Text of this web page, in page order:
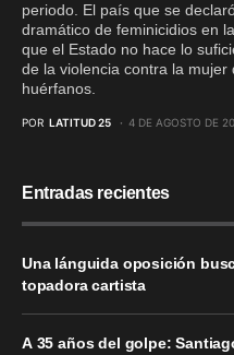
periodo. El país que se
dramático de feminicidios en
que el Estado no hace lo
de la violencia contra la
huérfanos.
POR LATITUD 25 4 DE AGOSTO DE
Entradas recientes
Una lánguida oposición
topadora cartista
A 35 años del golpe: